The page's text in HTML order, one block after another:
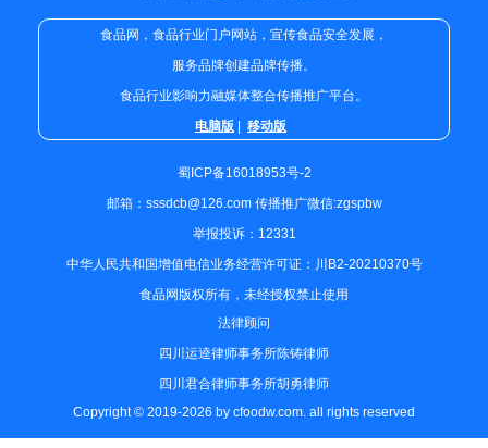
食品网，食品行业门户网站，宣传食品安全发展，
服务品牌创建品牌传播。
食品行业影响力融媒体整合传播推广平台。
电脑版
移动版
蜀ICP备16018953号-2
邮箱：sssdcb@126.com 传播推广微信:zgspbw
举报投诉：12331
中华人民共和国增值电信业务经营许可证：川B2-20210370号
食品网版权所有，未经授权禁止使用
法律顾问
四川运逵律师事务所陈铸律师
四川君合律师事务所胡勇律师
Copyright © 2019-2026 by cfoodw.com. all rights reserved